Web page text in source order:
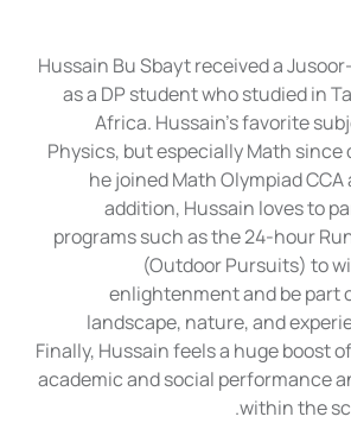
Hussain Bu Sbayt received a
as a DP student who studied in
Africa. Hussain’s favorite
Physics, but especially Math since
he joined Math Olympiad
addition, Hussain loves to
programs such as the 24-hour
(Outdoor Pursuits) to
enlightenment and be part
landscape, nature, and
Finally, Hussain feels a huge boost
academic and social performance
within the